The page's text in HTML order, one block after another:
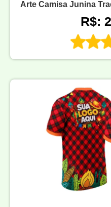
Arte Camisa Junina
R$: